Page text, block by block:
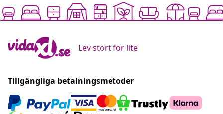
Lev stort for lite
Tillgängliga betalningsmetoder